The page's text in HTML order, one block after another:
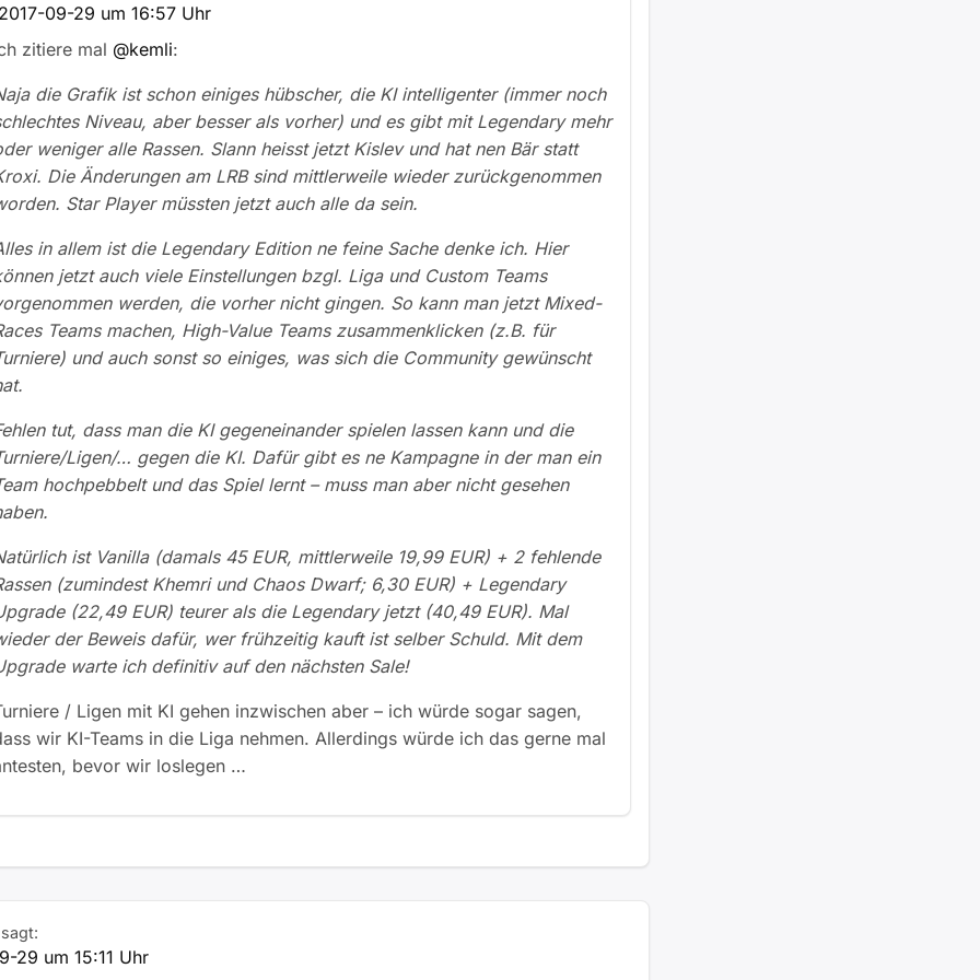
09-29 um 16:57 Uhr
zitiere mal @kemli:
die Grafik ist schon einiges hübscher, die KI intelligenter (immer noch
Niveau, aber besser als vorher) und es gibt mit Legendary mehr
weniger alle Rassen. Slann heisst jetzt Kislev und hat nen Bär statt
Die Änderungen am LRB sind mittlerweile wieder zurückgenommen
Star Player müssten jetzt auch alle da sein.
in allem ist die Legendary Edition ne feine Sache denke ich. Hier
jetzt auch viele Einstellungen bzgl. Liga und Custom Teams
werden, die vorher nicht gingen. So kann man jetzt Mixed-
Teams machen, High-Value Teams zusammenklicken (z.B. für
und auch sonst so einiges, was sich die Community gewünscht
tut, dass man die KI gegeneinander spielen lassen kann und die
Ligen/… gegen die KI. Dafür gibt es ne Kampagne in der man ein
hochpebbelt und das Spiel lernt – muss man aber nicht gesehen
ist Vanilla (damals 45 EUR, mittlerweile 19,99 EUR) + 2 fehlende
(zumindest Khemri und Chaos Dwarf; 6,30 EUR) + Legendary
(22,49 EUR) teurer als die Legendary jetzt (40,49 EUR). Mal
der Beweis dafür, wer frühzeitig kauft ist selber Schuld. Mit dem
warte ich definitiv auf den nächsten Sale!
/ Ligen mit KI gehen inzwischen aber – ich würde sogar sagen,
wir KI-Teams in die Liga nehmen. Allerdings würde ich das gerne mal
bevor wir loslegen …
sagt:
29 um 15:11 Uhr